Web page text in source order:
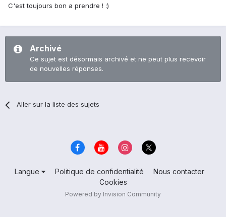
C'est toujours bon a prendre ! :)
Archivé
Ce sujet est désormais archivé et ne peut plus recevoir
de nouvelles réponses.
Aller sur la liste des sujets
Langue Politique de confidentialité
Nous contacter
Cookies
Powered by Invision Community